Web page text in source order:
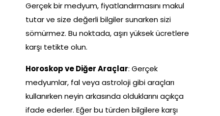
Gerçek bir medyum, fiyatlandırmasını makul
tutar ve size değerli bilgiler sunarken sizi
sömürmez. Bu noktada, aşırı yüksek ücretlere
karşı tetikte olun.
Horoskop ve Diğer Araçlar: Gerçek
medyumlar, fal veya astroloji gibi araçları
kullanırken neyin arkasında olduklarını açıkça
ifade ederler. Eğer bu türden bilgilere karşı